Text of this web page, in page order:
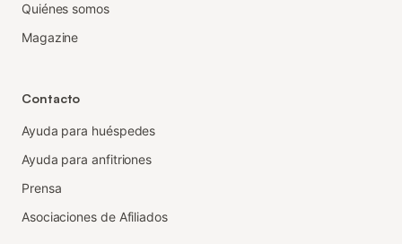
Quiénes somos
Magazine
Contacto
Ayuda para huéspedes
Ayuda para anfitriones
Prensa
Asociaciones de Afiliados